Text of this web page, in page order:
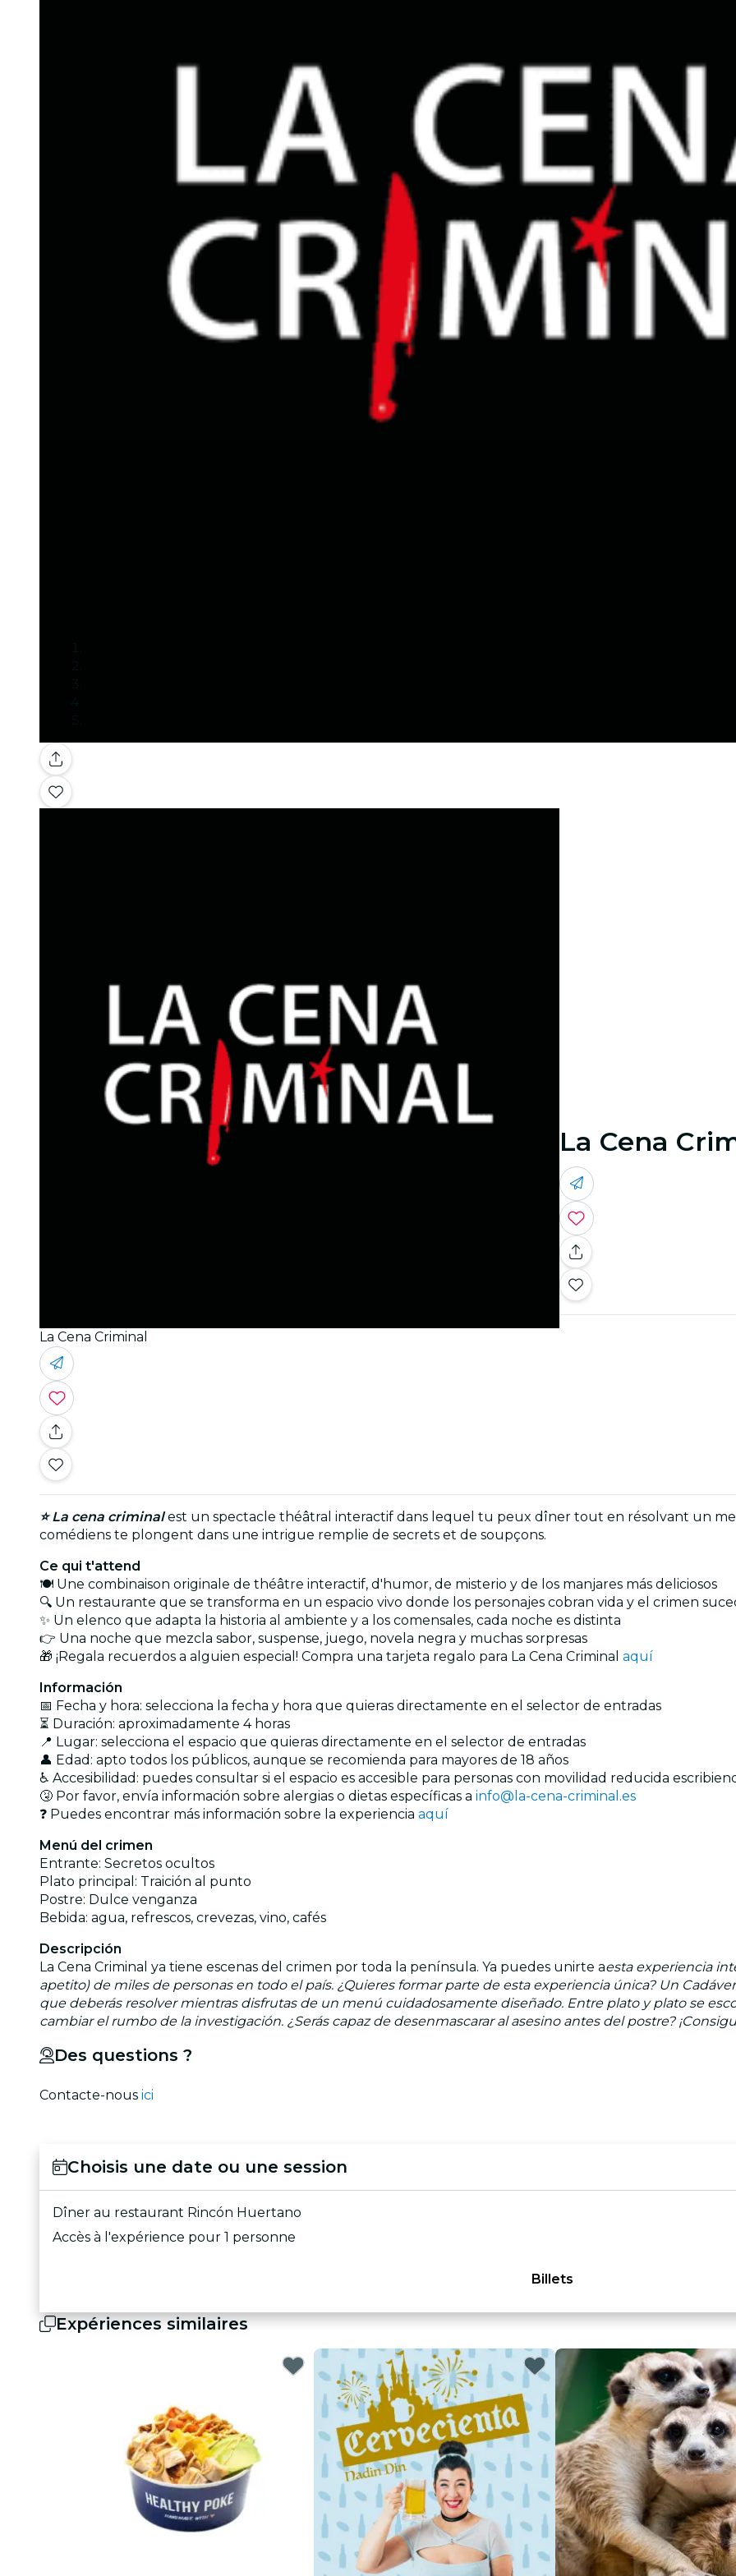
cinéma
Galerie
La Cena
La Cena Criminal
⭐ La cena criminalest un spectacle théâtral interactif dans lequel tu peux dîner tout en résolvant un
comédiens te plongent dans une intrigue remplie de secrets et de soupçons.
Ce qui t'attend
🍽️ Une combinaison originale de théâtre interactif, d' humor, de misterio y de los manjares más deliciosos
🔍 Un restaurante que se transforma en un espacio vivo donde los personajes cobran vida y el crimen
✨ Un elenco que adapta la historia al ambiente y a los comensales, cada noche es distinta
👉 Una noche que mezcla sabor, suspense, juego, novela negra y muchas sorpresas
🎁 ¡Regala recuerdos a alguien especial! Compra una tarjeta regalo para La Cena Criminal aquí
Información
📅 Fecha y hora: selecciona la fecha y hora que quieras directamente en el selector de entradas
⏳ Duración: aproximadamente 4 horas
📍 Lugar: selecciona el espacio que quieras directamente en el selector de entradas
👤 Edad: apto todos los públicos, aunque se recomienda para mayores de 18 años
♿ Accesibilidad: puedes consultar si el espacio es accesible para personas con movilidad reducida
🤧 Por favor, envía información sobre alergias o dietas específicas a info@la-cena-criminal.es
❓ Puedes encontrar más información sobre la experiencia aquí
Menú del crimen
Entrante: Secretos ocultos
Plato principal: Traición al punto
Postre: Dulce venganza
Bebida: agua, refrescos, crevezas, vino, cafés
Descripción
La Cena Criminal ya tiene escenas del crimen por toda la península. Ya puedes unirte aesta experiencia
apetito) de miles de personas en todo el país. ¿Quieres formar parte de esta experiencia única? Un
que deberás resolver mientras disfrutas de un menú cuidadosamente diseñado. Entre plato y plato se
cambiar el rumbo de la investigación. ¿Serás capaz de desenmascarar al asesino antes del postre?
Des questions ?
Contacte-nous ici
Choisis une date ou une session
Dîner au restaurant Rincón Huertano
Accès à l'expérience pour 1 personne
Billets
Expériences similaires